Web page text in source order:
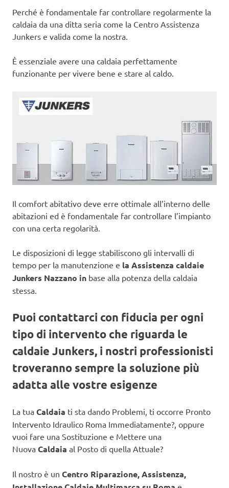
Perché è fondamentale far controllare regolarmente la
caldaia da una ditta seria come la Centro Assistenza
Junkers e valida come la nostra.
È essenziale avere una caldaia perfettamente
funzionante per vivere bene e stare al caldo.
Il comfort abitativo deve erre ottimale all’interno delle
abitazioni ed è fondamentale far controllare l’impianto
con una certa regolarità.
Le disposizioni di legge stabiliscono gli intervalli di
tempo per la manutenzione e la Assistenza caldaie
Junkers Nazzano in base alla potenza della caldaia
stessa.
Puoi contattarci con fiducia per ogni
tipo di intervento che riguarda le
caldaie Junkers, i nostri professionisti
troveranno sempre la soluzione più
adatta alle vostre esigenze
La tua Caldaia ti sta dando Problemi, ti occorre Pronto
Intervento Idraulico Roma Immediatamente?, oppure
vuoi fare una Sostituzione e Mettere una
Nuova Caldaia al Posto di quella Attuale?
Il nostro è un Centro Riparazione, Assistenza,